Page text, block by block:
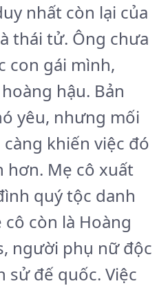
nhất còn lại của
thái tử. Ông chưa
con gái mình,
hậu. Bản
yêu, nhưng mối
khiến việc đó
hơn. Mẹ cô xuất
quý tộc danh
còn là Hoàng
người phụ nữ độc
sử đế quốc. Việc